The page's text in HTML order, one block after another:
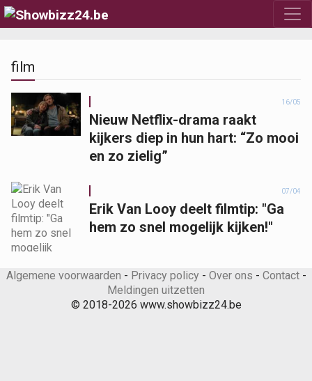
film
16/05
Nieuw Netflix-drama raakt
kijkers diep in hun hart: “Zo mooi
en zo zielig”
07/04
Erik Van Looy deelt filmtip: "Ga
hem zo snel mogelijk kijken!"
Algemene voorwaarden - Privacy policy- Over ons - Contact-
Meldingen uitzetten
© 2018-2026 www.showbizz24.be